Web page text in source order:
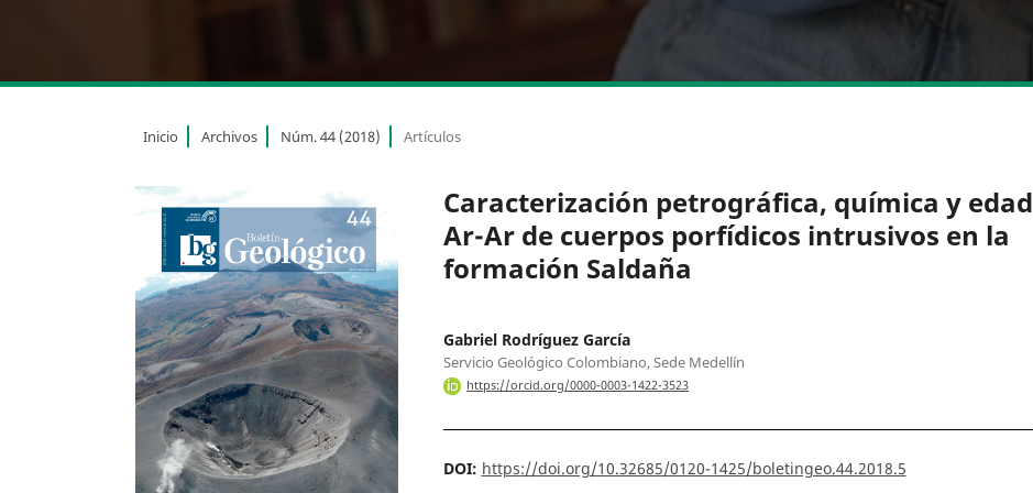
Inicio Archivos Núm. 44 (2018) Artículos
Caracterización petrográfica, química y edad
Ar-Ar de cuerpos porfídicos intrusivos en la
formación Saldaña
Gabriel Rodríguez García
Servicio Geológico Colombiano, Sede Medellín
https://orcid.org/0000-0003-1422-3523
DOI: https://doi.org/10.32685/0120-1425/boletingeo.44.2018.5